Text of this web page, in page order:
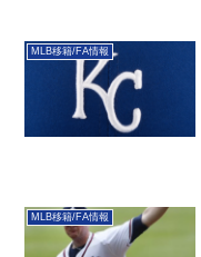
MLB移籍/FA情報
MLB移籍/FA情報